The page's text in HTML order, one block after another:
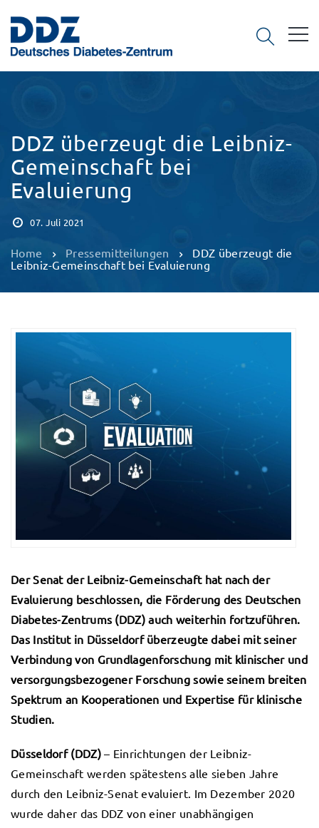
DDZ überzeugt die Leibniz-
Gemeinschaft bei
Evaluierung
07. Juli 2021
Home Pressemitteilungen
DDZ überzeugt die
Leibniz-Gemeinschaft bei Evaluierung
Der Senat der Leibniz-Gemeinschaft hat nach der
Evaluierung beschlossen, die Förderung des Deutschen
Diabetes-Zentrums (DDZ) auch weiterhin fortzuführen.
Das Institut in Düsseldorf überzeugte dabei mit seiner
Verbindung von Grundlagenforschung mit klinischer und
versorgungsbezogener Forschung sowie seinem breiten
Spektrum an Kooperationen und Expertise für klinische
Studien.
Düsseldorf (DDZ)– Einrichtungen der Leibniz-
Gemeinschaft werden spätestens alle sieben Jahre
durch den Leibniz-Senat evaluiert. Im Dezember 2020
wurde daher das DDZ von einer unabhängigen